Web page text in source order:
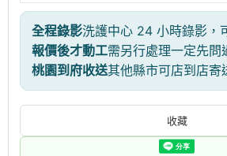
全程錄影洗護中心 24 小時錄影，
報價後才動工需另行處理一定先問
桃園到府收送其他縣市可店到店寄
收藏